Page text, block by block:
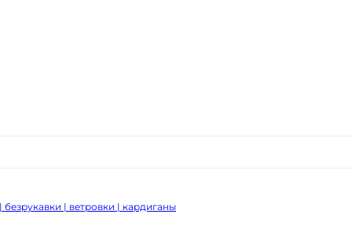
безрукавки | ветровки | кардиганы